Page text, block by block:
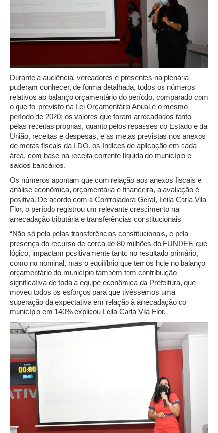
Durante a audiência, vereadores e presentes na plenária
puderam conhecer, de forma detalhada, todos os números
relativos ao balanço orçamentário do período, comparado com
o que foi previsto na Lei Orçamentária Anual e o mesmo
período de 2020: os valores que foram arrecadados tanto
pelas receitas próprias, quanto pelos repasses do Estado e da
União, receitas e despesas, e as metas previstas nos anexos
de metas fiscais da LDO, os índices de aplicação em cada
área, com base na receita corrente líquida do município e
saldos bancários.
Os números apontam que com relação aos anexos fiscais e
análise econômica, orçamentária e financeira, a avaliação é
positiva. De acordo com a Controladora Geral, Leila Carla Vila
Flor, o período registrou um relevante crescimento na
arrecadação tributária e transferências constitucionais.
“Não só pela pelas transferências constitucionais, e pela
presença do recurso de cerca de 80 milhões do FUNDEF, que
lógico, impactam positivamente tanto no resultado primário,
como no nominal, mas o equilíbrio que temos hoje no balanço
orçamentário do município também tem contribuição
significativa de toda a equipe econômica da Prefeitura, que
moveu todos os esforços para que tivéssemos uma
superação da expectativa em relação à arrecadação do
município em 140% explicou Leila Carla Vila Flor.